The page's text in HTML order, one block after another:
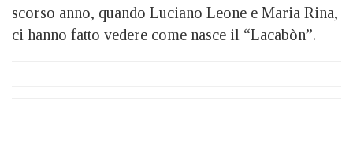
scorso anno, quando Luciano Leone e Maria Rina,
ci hanno fatto vedere come nasce il “Lacabòn”.